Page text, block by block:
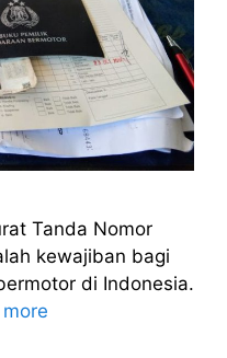
Tanda Nomor
kewajiban bagi
di Indonesia.